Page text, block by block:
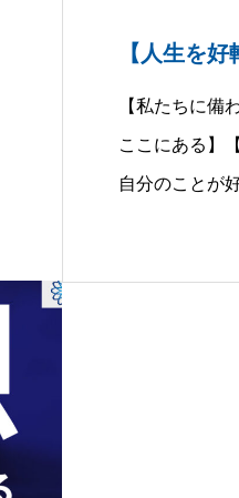
【人生を
【私たちに備
ここにある】
自分のことが